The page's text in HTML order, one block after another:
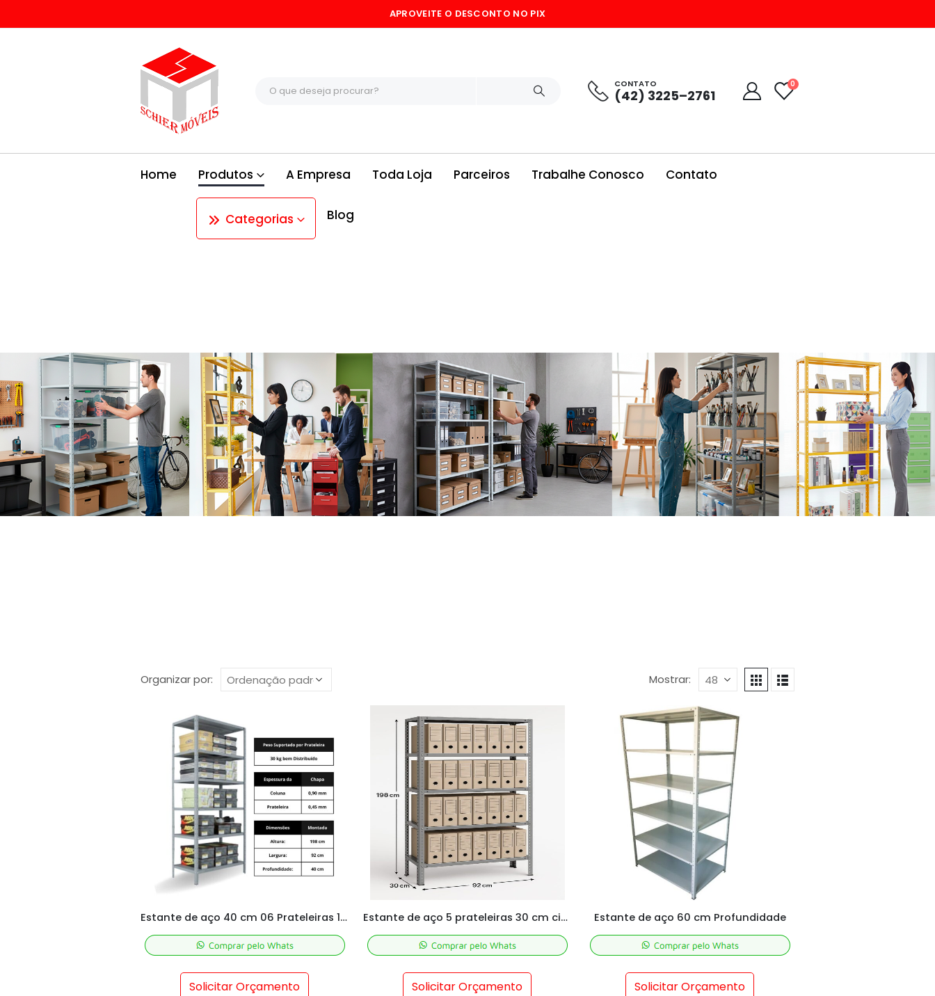
APROVEITE O DESCONTO NO PIX
CONTATO
(42) 3225–2761
0
Home Produtos A Empresa Toda Loja Parceiros Trabalhe Conosco Contato
Categorias Blog
Organizar por: Mostrar:
Estante de aço 40 cm 06 Prateleiras 198x92x40 cm 30 kg por prateleira
Solicitar Orçamento
Estante de aço 5 prateleiras 30 cm cinza 198x92x30 cm
Solicitar Orçamento
Estante de aço 60 cm Profundidade
Solicitar Orçamento